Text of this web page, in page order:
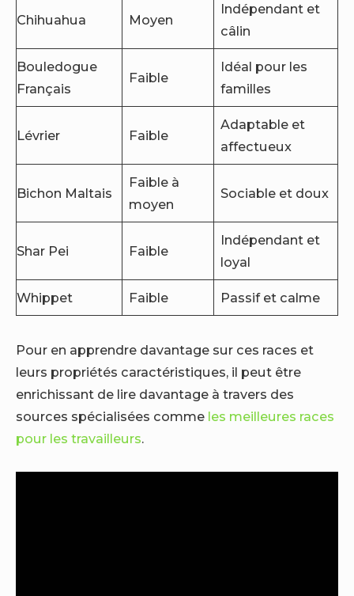
Chihuahua Moyen
Indépendant et
câlin
Bouledogue
Français
Faible
Idéal pour les
familles
Lévrier Faible
Adaptable et
affectueux
Bichon Maltais
Faible à
moyen
Sociable et doux
Shar Pei Faible
Indépendant et
loyal
Whippet Faible Passif et calme
Pour en apprendre davantage sur ces races et
leurs propriétés caractéristiques, il peut être
enrichissant de lire davantage à travers des
sources spécialisées comme les meilleures races
pour les travailleurs.